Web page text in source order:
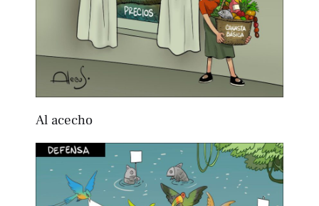
Al acecho